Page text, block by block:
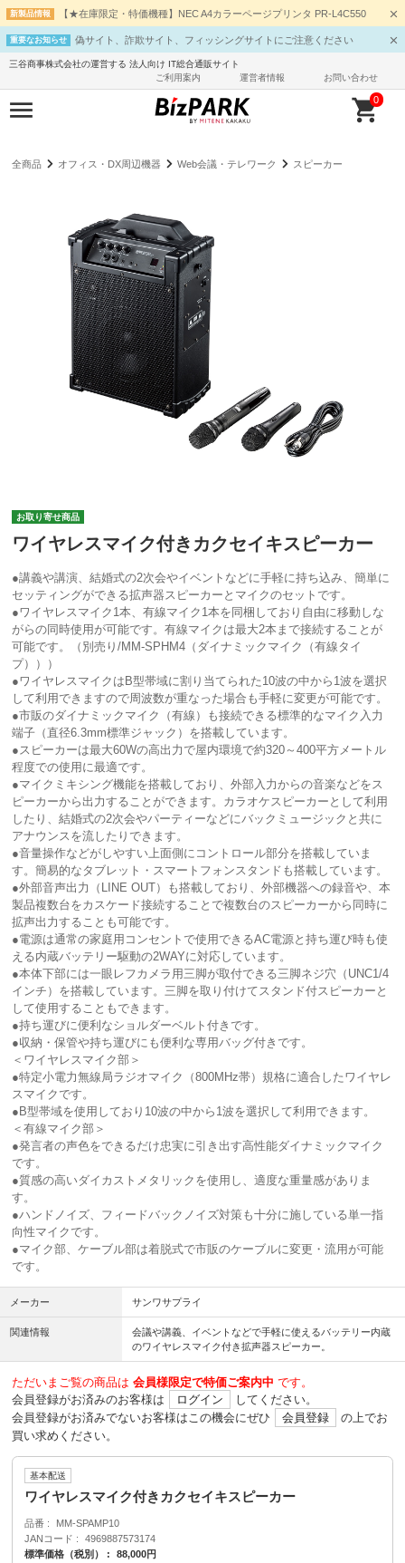
新製品情報 【★在庫限定・特価機種】NEC A4カラーページプリンタ PR-L4C550
重要なお知らせ 偽サイト、詐欺サイト、フィッシングサイトにご注意ください
三谷商事株式会社の運営する 法人向け IT総合通販サイト
ご利用案内
運営者情報 お問い合わせ
0
全商品 オフィス・DX周辺機器 Web会議・テレワーク スピーカー
お取り寄せ商品
ワイヤレスマイク付きカクセイキスピーカー
●講義や講演、結婚式の2次会やイベントなどに手軽に持ち込み、簡単に
セッティングができる拡声器スピーカーとマイクのセットです。
●ワイヤレスマイク1本、有線マイク1本を同梱しており自由に移動しな
がらの同時使用が可能です。有線マイクは最大2本まで接続することが
可能です。（別売り/MM-SPHM4（ダイナミックマイク（有線タイ
プ）））
●ワイヤレスマイクはB型帯域に割り当てられた10波の中から1波を選択
して利用できますので周波数が重なった場合も手軽に変更が可能です。
●市販のダイナミックマイク（有線）も接続できる標準的なマイク入力
端子（直径6.3mm標準ジャック）を搭載しています。
●スピーカーは最大60Wの高出力で屋内環境で約320～400平方メートル
程度での使用に最適です。
●マイクミキシング機能を搭載しており、外部入力からの音楽などをス
ピーカーから出力することができます。カラオケスピーカーとして利用
したり、結婚式の2次会やパーティーなどにバックミュージックと共に
アナウンスを流したりできます。
●音量操作などがしやすい上面側にコントロール部分を搭載していま
す。簡易的なタブレット・スマートフォンスタンドも搭載しています。
●外部音声出力（LINE OUT）も搭載しており、外部機器への録音や、本
製品複数台をカスケード接続することで複数台のスピーカーから同時に
拡声出力することも可能です。
●電源は通常の家庭用コンセントで使用できるAC電源と持ち運び時も使
える内蔵バッテリー駆動の2WAYに対応しています。
●本体下部には一眼レフカメラ用三脚が取付できる三脚ネジ穴（UNC1/4
インチ）を搭載しています。三脚を取り付けてスタンド付スピーカーと
して使用することもできます。
●持ち運びに便利なショルダーベルト付きです。
●収納・保管や持ち運びにも便利な専用バッグ付きです。
＜ワイヤレスマイク部＞
●特定小電力無線局ラジオマイク（800MHz帯）規格に適合したワイヤレ
スマイクです。
●B型帯域を使用しており10波の中から1波を選択して利用できます。
＜有線マイク部＞
●発言者の声色をできるだけ忠実に引き出す高性能ダイナミックマイク
です。
●質感の高いダイカストメタリックを使用し、適度な重量感がありま
す。
●ハンドノイズ、フィードバックノイズ対策も十分に施している単一指
向性マイクです。
●マイク部、ケーブル部は着脱式で市販のケーブルに変更・流用が可能
です。
メーカー サンワサプライ
関連情報
会議や講義、イベントなどで手軽に使えるバッテリー内蔵
のワイヤレスマイク付き拡声器スピーカー。
ただいまご覧の商品は 会員様限定で特価ご案内中 です。
会員登録がお済みのお客様は
ログイン
してください。
会員登録がお済みでないお客様はこの機会にぜひ
会員登録
の上でお
買い求めください。
基本配送
ワイヤレスマイク付きカクセイキスピーカー
品番
MM-SPAMP10
JANコード
4969887573174
標準価格（税別）
88,000円